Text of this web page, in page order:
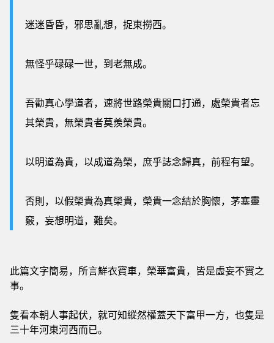
迷迷昏昏，邪思亂想，捉東撈西。
無怪乎碌碌一世，到老無成。
吾勸真心學道者，速將世路榮貴關口打通，處榮貴者忘
其榮貴，無榮貴者莫羨榮貴。
以明道為貴，以成道為榮，庶乎誌念歸真，前程有望。
否則，以假榮貴為真榮貴，榮貴一念結於胸懷，茅塞靈
竅，妄想明道，難矣。
此篇文字簡易，所言鮮衣寶車，榮華富貴，皆是虛妄不實之
事。
隻看本朝人事起伏，就可知縱然權蓋天下富甲一方，也隻是
三十年河東河西而已。